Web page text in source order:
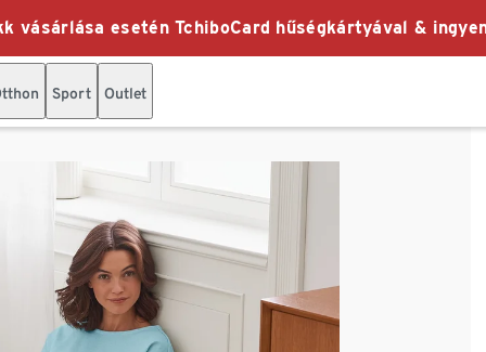
vásárlása esetén TchiboCard hűségkártyával &
Sport Outlet